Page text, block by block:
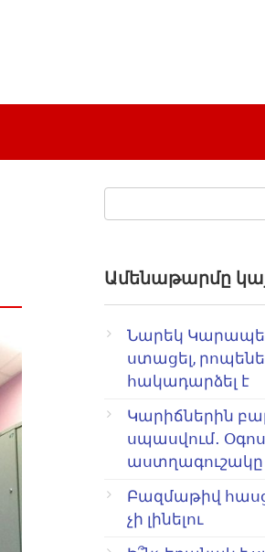
Ամենաթարմը
Նարեկ
ստացել,
հակադարձել է
Կարիճներին
սպասվում․
աստղագուշակը
Բազմաթիվ
չի լինելու